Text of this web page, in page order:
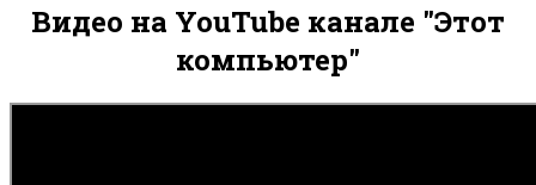
Видео на YouTube канале "Этот
компьютер"